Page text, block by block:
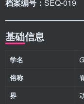
档案编号： SEQ-
基础信息
学名
俗称
界